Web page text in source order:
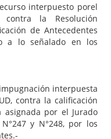
interpuesto porel
contra la Resolución
de Antecedentes
a lo señalado en los
interpuesta
contra la calificación
por el Jurado
y N°248, por los